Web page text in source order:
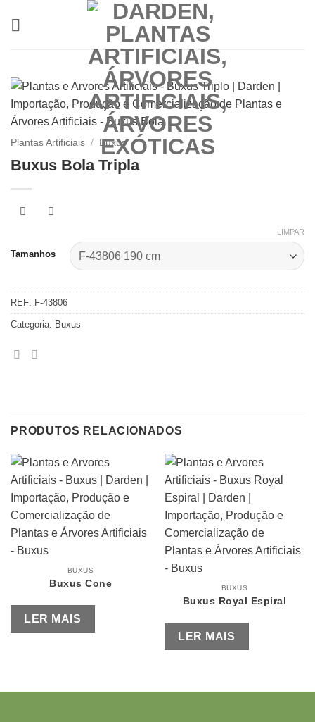
Plantas Artificiais / Buxus
Buxus Bola Tripla
Tamanhos
LIMPAR
REF: F-43806
Categoria: Buxus
PRODUTOS RELACIONADOS
BUXUS
Buxus Cone
LER MAIS
BUXUS
Buxus Royal Espiral
LER MAIS